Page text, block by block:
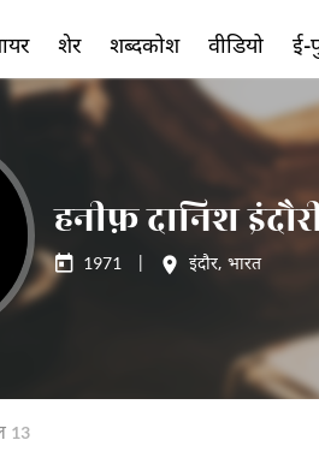
हनीफ़ दानिश
1971 इंदौर, भारत
13
शेर शब्दकोश वीडियो ई-